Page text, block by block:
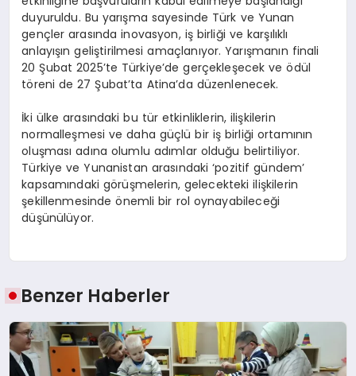
duyuruldu. Bu yarışma sayesinde Türk ve Yunan
gençler arasında inovasyon, iş birliği ve karşılıklı
anlayışın geliştirilmesi amaçlanıyor. Yarışmanın finali
20 Şubat 2025’te Türkiye’de gerçekleşecek ve ödül
töreni de 27 Şubat’ta Atina’da düzenlenecek.
İki ülke arasındaki bu tür etkinliklerin, ilişkilerin
normalleşmesi ve daha güçlü bir iş birliği ortamının
oluşması adına olumlu adımlar olduğu belirtiliyor.
Türkiye ve Yunanistan arasındaki ‘pozitif gündem’
kapsamındaki görüşmelerin, gelecekteki ilişkilerin
şekillenmesinde önemli bir rol oynayabileceği
düşünülüyor.
Benzer Haberler